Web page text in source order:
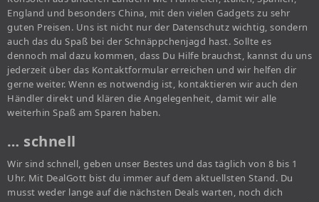
England und besonders China, mit den vielen Gadgets zu sehr
guten Preisen. Uns ist nicht nur der Datenschutz wichtig, sondern
auch das du Spaß bei der Schnäppchenjagd hast. Sollte es
dennoch mal dazu kommen, dass Du Hilfe brauchst, kannst du uns
jederzeit über das Kontaktformular erreichen und wir helfen dir
gerne weiter. Wenn es notwendig ist, kontaktieren wir auch den
Händler direkt und klären die Angelegenheit, damit wir alle
weiterhin Spaß am Sparen haben.
… schnell
Wir sind schnell, geben unser Bestes und das täglich von 8 bis 1
Uhr. Mit DealGott bist du immer auf dem aktuellsten Stand. Du
musst weder lange auf die nächsten Deals warten, noch dich